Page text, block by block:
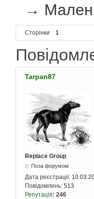
→
Сторінки 1
Tarpan87
Replace Group
Поза форумом
Дата реєстрації:
Повідомлень: 513
Репутація: 246